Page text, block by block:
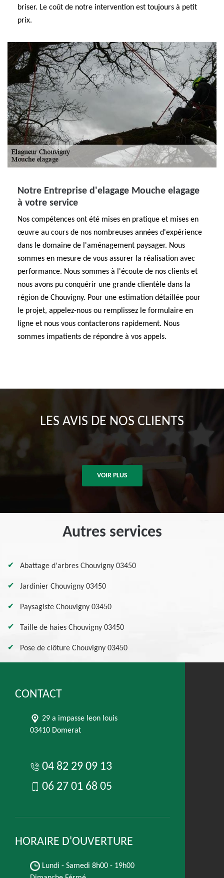
briser. Le coût de notre intervention est toujours à petit
prix.
Notre Entreprise d'elagage Mouche elagage
à votre service
Nos compétences ont été mises en pratique et mises en
œuvre au cours de nos nombreuses années d'expérience
dans le domaine de l'aménagement paysager. Nous
sommes en mesure de vous assurer la réalisation avec
performance. Nous sommes à l'écoute de nos clients et
nous avons pu conquérir une grande clientèle dans la
région de Chouvigny. Pour une estimation détaillée pour
le projet, appelez-nous ou remplissez le formulaire en
ligne et nous vous contacterons rapidement. Nous
sommes impatients de répondre à vos appels.
LES AVIS DE NOS CLIENTS
VOIR PLUS
Autres services
Abattage d'arbres Chouvigny 03450
Jardinier Chouvigny 03450
Paysagiste Chouvigny 03450
Taille de haies Chouvigny 03450
Pose de clôture Chouvigny 03450
CONTACT
29 a impasse leon louis
03410 Domerat
04 82 29 09 13
06 27 01 68 05
HORAIRE D'OUVERTURE
Lundi - Samedi 8h00 - 19h00